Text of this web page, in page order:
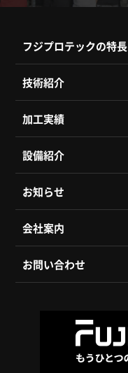
フジプロテックの特長
技術紹介
加工実績
設備紹介
お知らせ
会社案内
お問い合わせ